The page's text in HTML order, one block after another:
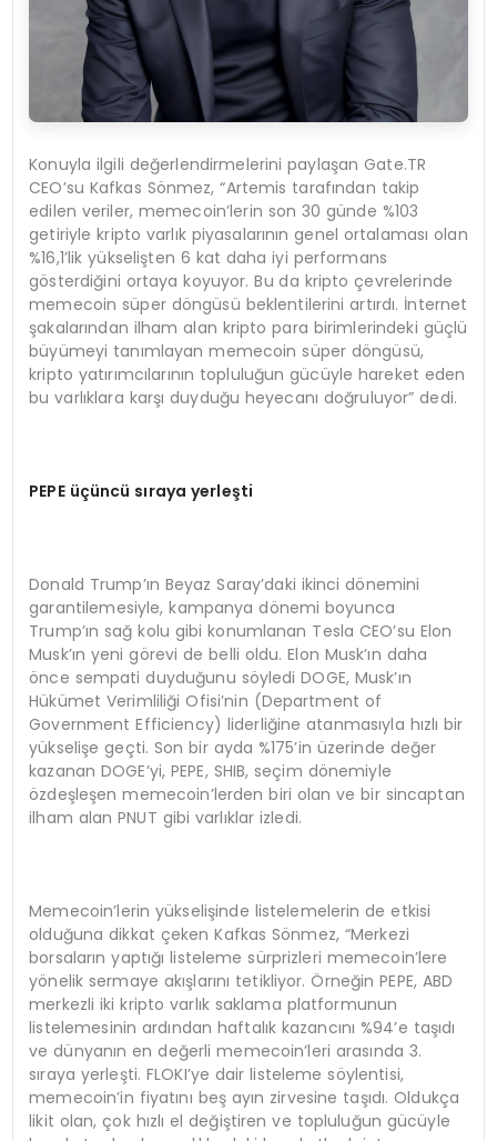
Konuyla ilgili değerlendirmelerini paylaşan Gate.TR
CEO’su Kafkas Sönmez, “Artemis tarafından takip
edilen veriler, memecoin’lerin son 30 günde %103
getiriyle kripto varlık piyasalarının genel ortalaması olan
%16,1’lik yükselişten 6 kat daha iyi performans
gösterdiğini ortaya koyuyor. Bu da kripto çevrelerinde
memecoin süper döngüsü beklentilerini artırdı. İnternet
şakalarından ilham alan kripto para birimlerindeki güçlü
büyümeyi tanımlayan memecoin süper döngüsü,
kripto yatırımcılarının topluluğun gücüyle hareket eden
bu varlıklara karşı duyduğu heyecanı doğruluyor” dedi.
PEPE üçüncü sıraya yerleşti
Donald Trump’ın Beyaz Saray’daki ikinci dönemini
garantilemesiyle, kampanya dönemi boyunca
Trump’ın sağ kolu gibi konumlanan Tesla CEO’su Elon
Musk’ın yeni görevi de belli oldu. Elon Musk’ın daha
önce sempati duyduğunu söyledi DOGE, Musk’ın
Hükümet Verimliliği Ofisi’nin (Department of
Government Efficiency) liderliğine atanmasıyla hızlı bir
yükselişe geçti. Son bir ayda %175’in üzerinde değer
kazanan DOGE’yi, PEPE, SHIB, seçim dönemiyle
özdeşleşen memecoin’lerden biri olan ve bir sincaptan
ilham alan PNUT gibi varlıklar izledi.
Memecoin’lerin yükselişinde listelemelerin de etkisi
olduğuna dikkat çeken Kafkas Sönmez, “Merkezi
borsaların yaptığı listeleme sürprizleri memecoin’lere
yönelik sermaye akışlarını tetikliyor. Örneğin PEPE, ABD
merkezli iki kripto varlık saklama platformunun
listelemesinin ardından haftalık kazancını %94’e taşıdı
ve dünyanın en değerli memecoin’leri arasında 3.
sıraya yerleşti. FLOKI’ye dair listeleme söylentisi,
memecoin’in fiyatını beş ayın zirvesine taşıdı. Oldukça
likit olan, çok hızlı el değiştiren ve topluluğun gücüyle